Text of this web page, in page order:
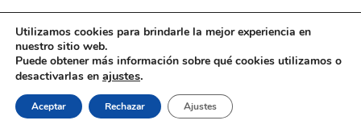
Utilizamos cookies para brindarle la mejor experiencia en
nuestro sitio web.
Puede obtener más información sobre qué cookies utilizamos o
desactivarlas en ajustes.
Aceptar Rechazar Ajustes